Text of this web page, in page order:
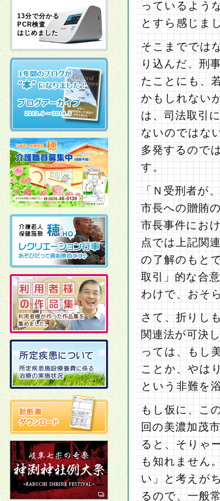
っているよう
とすら感じま
そこまででは
り込んだ、刑
たことにも、
かもしれない
は、司法取引
ないのではな
多発するので
す。
「Ｎ受刑者が
市長への贈賄
市長事件にお
点では上記関
の了解のもと
取引」的な合
わけで、おそ
さて、折りし
関連法が可決
っては、もし
ことか、やは
という非難を
もし仮に、こ
回の美濃加茂
ると、そりゃ
も知れません
い」と考えが
るので、一般
13分で分かる
PCR検査
はじめました